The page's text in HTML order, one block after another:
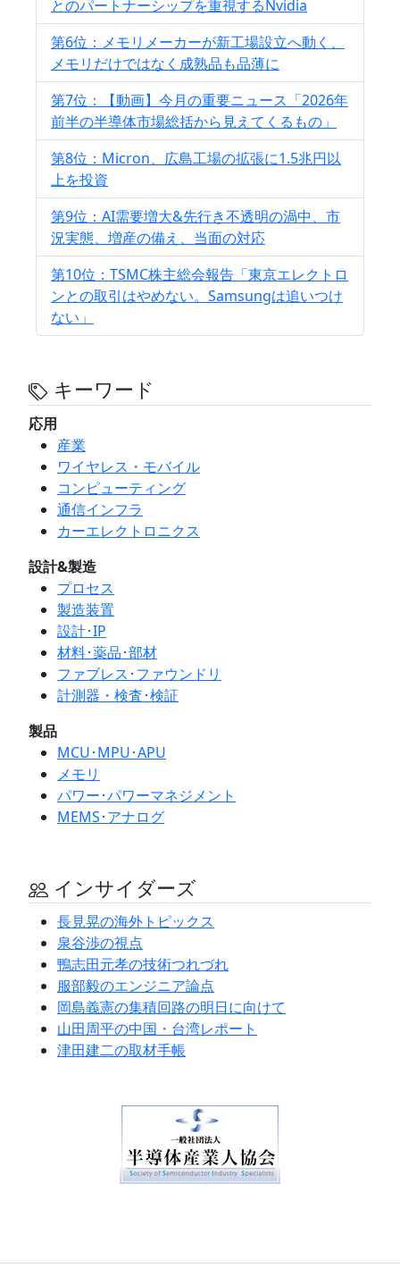
とのパートナーシップを重視するNvidia
第6位：メモリメーカーが新工場設立へ動く、
メモリだけではなく成熟品も品薄に
第7位：【動画】今月の重要ニュース「2026年
前半の半導体市場総括から見えてくるもの」
第8位：Micron、広島工場の拡張に1.5兆円以
上を投資
第9位：AI需要増大&先行き不透明の渦中、市
況実態、増産の備え、当面の対応
第10位：TSMC株主総会報告「東京エレクトロ
ンとの取引はやめない。Samsungは追いつけ
ない」
キーワード
応用
産業
ワイヤレス・モバイル
コンピューティング
通信インフラ
カーエレクトロニクス
設計&製造
プロセス
製造装置
設計･IP
材料･薬品･部材
ファブレス･ファウンドリ
計測器・検査･検証
製品
MCU･MPU･APU
メモリ
パワー･パワーマネジメント
MEMS･アナログ
インサイダーズ
長見晃の海外トピックス
泉谷渉の視点
鴨志田元孝の技術つれづれ
服部毅のエンジニア論点
岡島義憲の集積回路の明日に向けて
山田周平の中国・台湾レポート
津田建二の取材手帳